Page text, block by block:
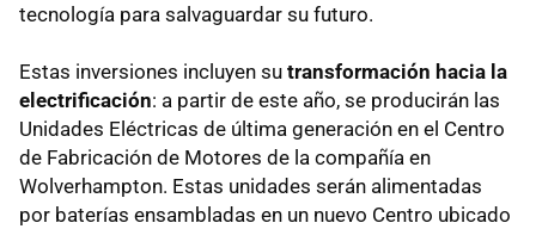
tecnología para salvaguardar su futuro.
Estas inversiones incluyen su transformación hacia la
electrificación: a partir de este año, se producirán las
Unidades Eléctricas de última generación en el Centro
de Fabricación de Motores de la compañía en
Wolverhampton. Estas unidades serán alimentadas
por baterías ensambladas en un nuevo Centro ubicado